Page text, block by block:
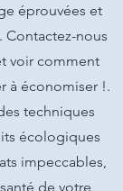
éprouvées et
nous
voir comment
à économiser !.
techniques
écologiques
impeccables,
de votre